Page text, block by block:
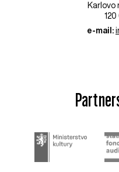
Karlovo
120
e-mail: